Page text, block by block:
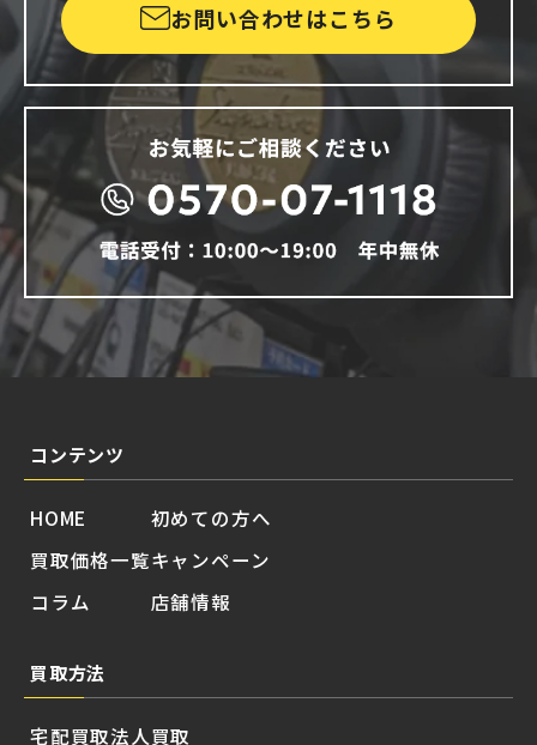
お問い合わせはこちら
コンテンツ
HOME
買取価格一覧
コラム
初めての方へ
キャンペーン
店舗情報
買取方法
宅配買取法人買取